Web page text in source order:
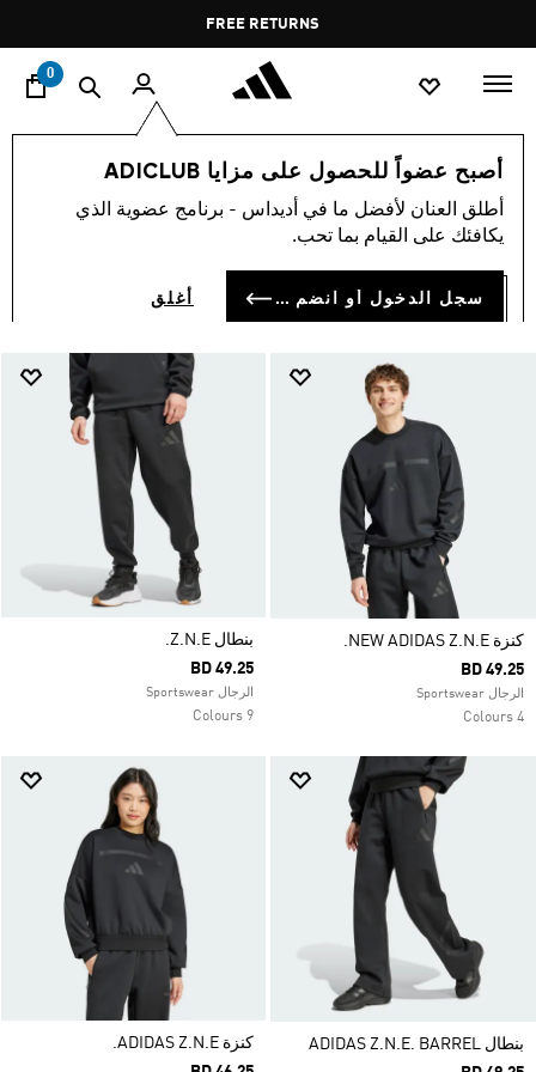
Pause
promotion
rotation
FREE RETURNS
0
أصبح عضواً للحصول على مزايا ADICLUB
أطلق العنان لأفضل ما في أديداس - برنامج عضوية الذي
يكافئك على القيام بما تحب.
سجل الدخول أو انضم الآن أغلق
اسلوب حياة تشكيلات
MYSHELTER (5)
كنزة NEW ADIDAS Z.N.E.
BD 49.25
الرجال Sportswear
4 Colours
بنطال Z.N.E.
BD 49.25
الرجال Sportswear
9 Colours
بنطال ADIDAS Z.N.E. BARREL
كنزة ADIDAS Z.N.E.